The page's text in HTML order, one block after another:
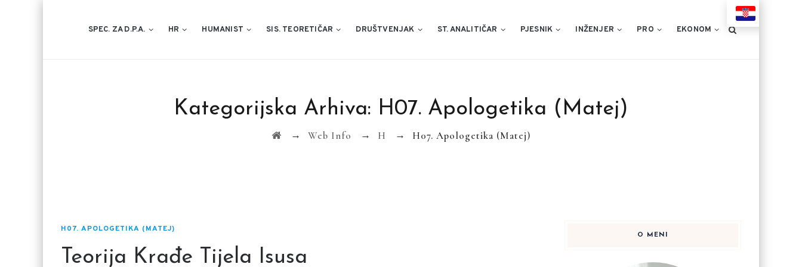
SPEC. ZA D.P.A. HR HUMANIST SIS. TEORETIČAR DRUŠTVENJAK ST. ANALITIČAR PJESNIK INŽENJER PRO EKONOM
Kategorijska Arhiva: H07. Apologetika (Matej)
→ Web Info → H → H07. Apologetika (Matej)
H07. APOLOGETIKA (MATEJ)
Teorija Krađe Tijela Isusa
O MENI